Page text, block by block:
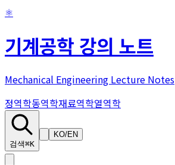
⚛
기계공학 강의 노트
Mechanical Engineering Lecture Notes
정역학동역학재료역학열역학
검색⌘K
KO/EN